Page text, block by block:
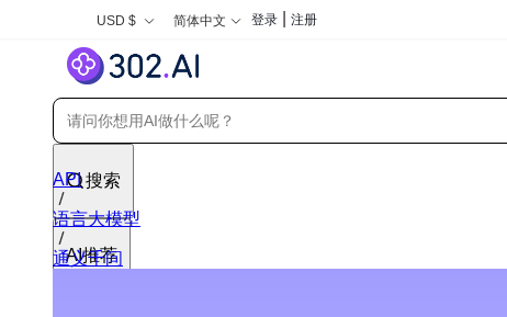
USD $ 简体中文 登录 注册
搜索
AI推荐
API
语言大模型
通义千问